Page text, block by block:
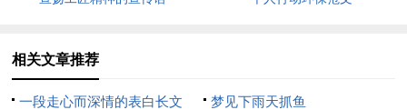
相关文章推荐
一段走心而深情的表白长文
梦见下雨天抓鱼